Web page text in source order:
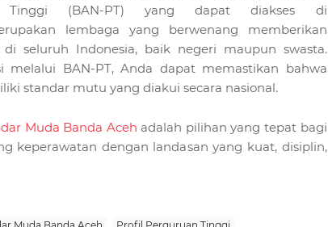
Tinggi (BAN-PT) yang dapat diakses di
lembaga yang berwenang memberikan
seluruh Indonesia, baik negeri maupun swasta.
melalui BAN-PT, Anda dapat memastikan bahwa
standar mutu yang diakui secara nasional.
Muda Banda Aceh adalah pilihan yang tepat bagi
keperawatan dengan landasan yang kuat, disiplin,